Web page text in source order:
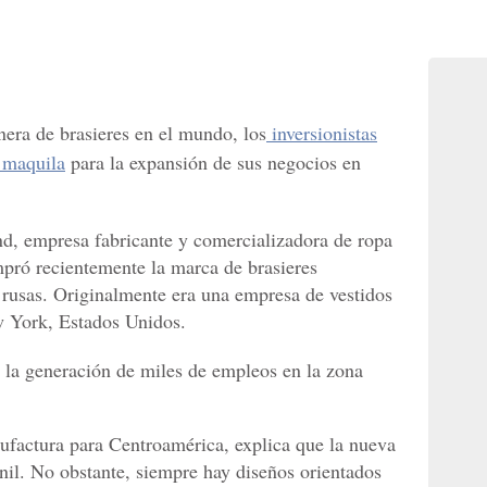
de brasieres en el mundo, los inversionistas
para la expansión de sus negocios en
empresa fabricante y comercializadora de ropa
recientemente la marca de brasieres
Originalmente era una empresa de vestidos
York, Estados Unidos.
generación de miles de empleos en la zona
para Centroamérica, explica que la nueva
No obstante, siempre hay diseños orientados